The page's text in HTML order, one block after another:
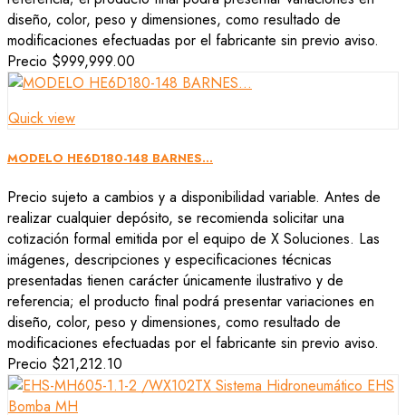
diseño, color, peso y dimensiones, como resultado de
modificaciones efectuadas por el fabricante sin previo aviso.
Precio $999,999.00
Quick view
MODELO HE6D180-148 BARNES...
Precio sujeto a cambios y a disponibilidad variable. Antes de
realizar cualquier depósito, se recomienda solicitar una
cotización formal emitida por el equipo de X Soluciones. Las
imágenes, descripciones y especificaciones técnicas
presentadas tienen carácter únicamente ilustrativo y de
referencia; el producto final podrá presentar variaciones en
diseño, color, peso y dimensiones, como resultado de
modificaciones efectuadas por el fabricante sin previo aviso.
Precio $21,212.10